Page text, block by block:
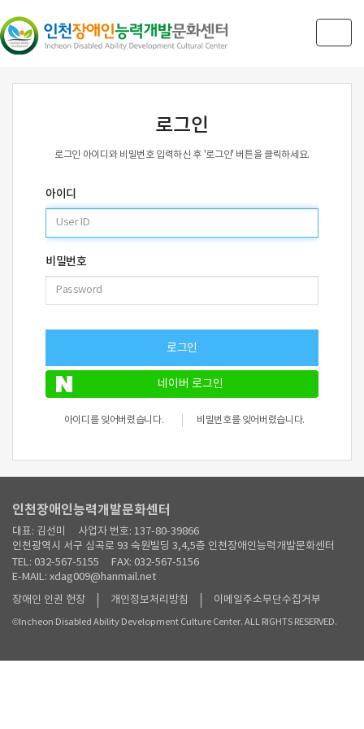
로그인
로그인 아이디와 비밀번호 입력하신 후 '로그인' 버튼을 클릭하세요.
아이디
비밀번호
로그인
네이버 로그인
아이디를 잊어버렸습니다. 비밀번호를 잊어버렸습니다.
인천장애인능력개발문화센터
대표: 김선미
사업자 번호: 137-80-39866
인천광역시 서구 심곡로 93 숙원빌딩 3,4,5층 인천장애인능력개발문화센터
TEL: 032-567-5155
FAX: 032-567-5156
E-MAIL: xdag009@hanmail.net
장애인 인권 헌장
개인정보처리방침 이메일주소무단수집거부
©Incheon Disabled Ability Development Culture Center. ALL RIGHTS RESERVED.